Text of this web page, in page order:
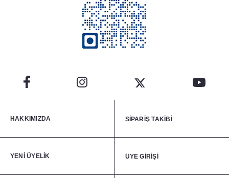
HAKKIMIZDA SİPARİŞ TAKİBİ
YENİ ÜYELİK ÜYE GİRİŞİ